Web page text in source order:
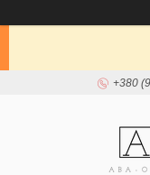
+380